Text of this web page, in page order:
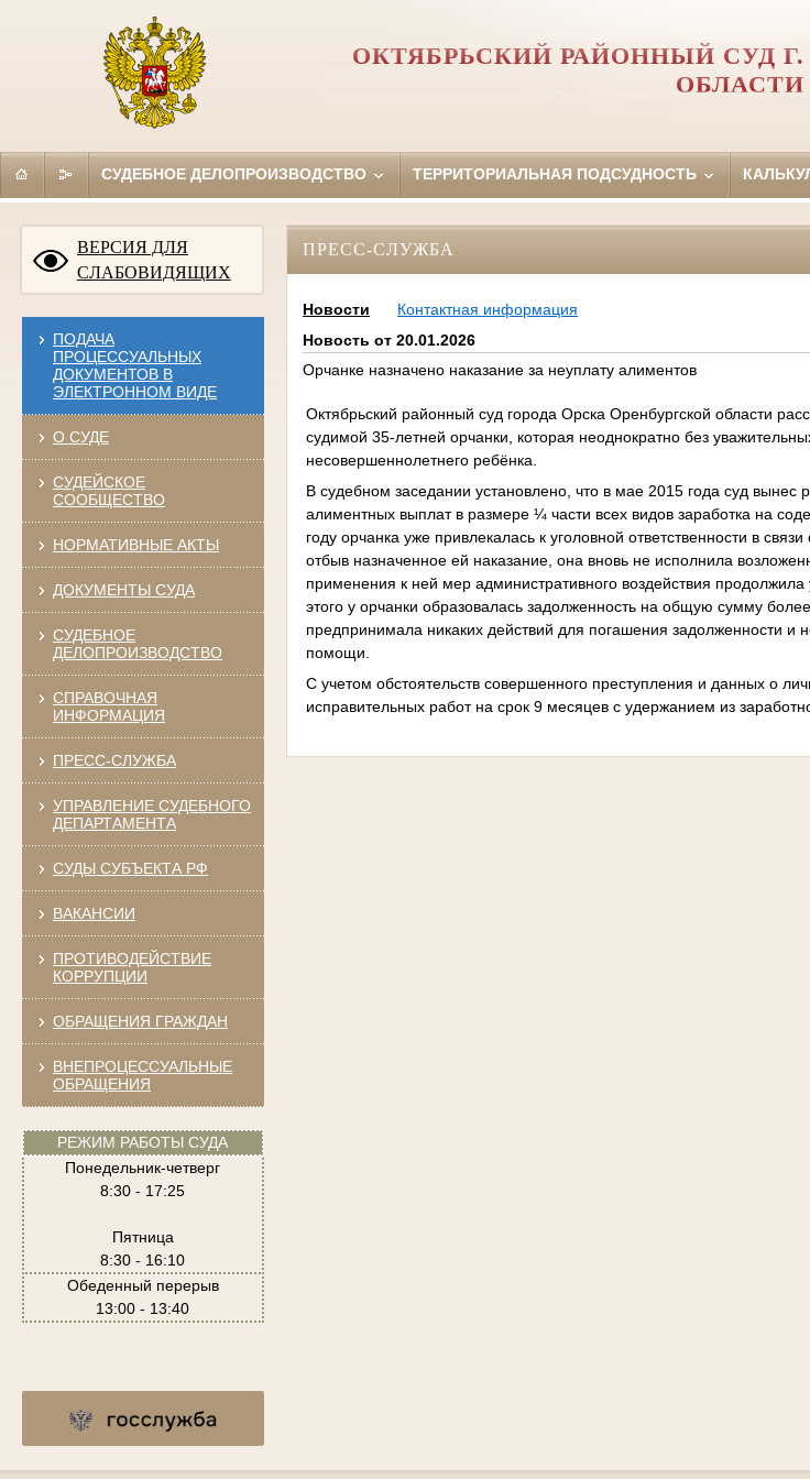
ОКТЯБРЬСКИЙ РАЙОННЫЙ СУД
ОБЛАСТИ
СУДЕБНОЕ ДЕЛОПРОИЗВОДСТВО ТЕРРИТОРИАЛЬНАЯ ПОДСУДНОСТЬ
ВЕРСИЯ ДЛЯ
СЛАБОВИДЯЩИХ
ПОДАЧА
ПРОЦЕССУАЛЬНЫХ
ДОКУМЕНТОВ В
ЭЛЕКТРОННОМ ВИДЕ
О СУДЕ
СУДЕЙСКОЕ
СООБЩЕСТВО
НОРМАТИВНЫЕ АКТЫ
ДОКУМЕНТЫ СУДА
СУДЕБНОЕ
ДЕЛОПРОИЗВОДСТВО
СПРАВОЧНАЯ
ИНФОРМАЦИЯ
ПРЕСС-СЛУЖБА
УПРАВЛЕНИЕ СУДЕБНОГО
ДЕПАРТАМЕНТА
СУДЫ СУБЪЕКТА РФ
ВАКАНСИИ
ПРОТИВОДЕЙСТВИЕ
КОРРУПЦИИ
ОБРАЩЕНИЯ ГРАЖДАН
ВНЕПРОЦЕССУАЛЬНЫЕ
ОБРАЩЕНИЯ
РЕЖИМ РАБОТЫ СУДА
Понедельник-четверг
8:30 - 17:25
Пятница
8:30 - 16:10
Обеденный перерыв
13:00 - 13:40
ПРЕСС-СЛУЖБА
Новости
Контактная информация
Новость от 20.01.2026
Орчанке назначено наказание за неуплату алиментов
Октябрьский районный суд города Орска Оренбургской области
судимой 35-летней орчанки, которая неоднократно без
несовершеннолетнего ребёнка.
В судебном заседании установлено, что в мае 2015 года суд
алиментных выплат в размере ¼ части всех видов заработка на
году орчанка уже привлекалась к уголовной ответственности в
отбыв назначенное ей наказание, она вновь не исполнила
применения к ней мер административного воздействия продолжила
этого у орчанки образовалась задолженность на общую сумму
предпринимала никаких действий для погашения задолженности и
помощи.
С учетом обстоятельств совершенного преступления и данных о
исправительных работ на срок 9 месяцев с удержанием из